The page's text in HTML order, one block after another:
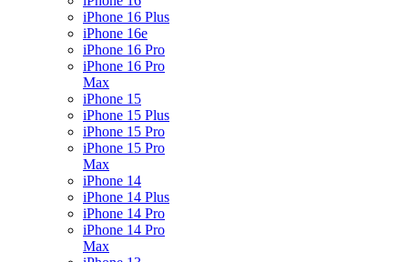
iPhone 16 Plus
iPhone 16e
iPhone 16 Pro
iPhone 16 Pro
Max
iPhone 15
iPhone 15 Plus
iPhone 15 Pro
iPhone 15 Pro
Max
iPhone 14
iPhone 14 Plus
iPhone 14 Pro
iPhone 14 Pro
Max